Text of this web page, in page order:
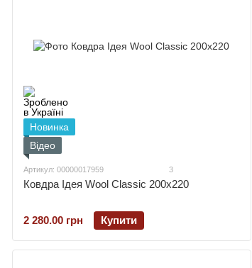
Новинка
Відео
Артикул: 00000017959 3
Ковдра Ідея Wool Classic 200х220
2 280.00 грн Купити